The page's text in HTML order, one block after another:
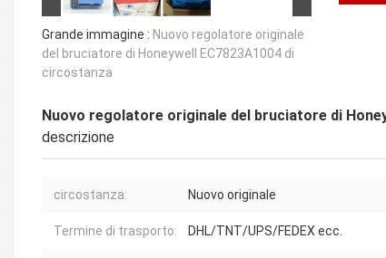
Grande immagine : Nuovo regolatore originale
del bruciatore di Honeywell EC7823A1004 di
circostanza
Nuovo regolatore originale del bruciatore di
descrizione
circostanza: Nuovo originale
Termine di trasporto: DHL/TNT/UPS/FEDEX ecc.